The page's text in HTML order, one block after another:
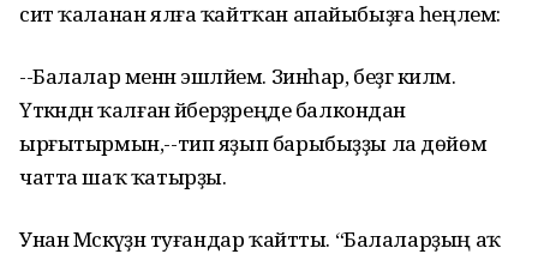
сит ҡаланан ялға ҡайтҡан апайыбыҙға һеңлем:
--Балалар менән эшләйем. Зинһар, беҙгә килмә.
Үткәндән ҡалған әйберҙәреңде балкондан
ырғытырмын,--тип яҙып барыбыҙҙы ла дөйөм
чатта шаҡ ҡатырҙы.
Унан Мәскәүҙән туғандар ҡайтты. “Балаларҙың аҡ